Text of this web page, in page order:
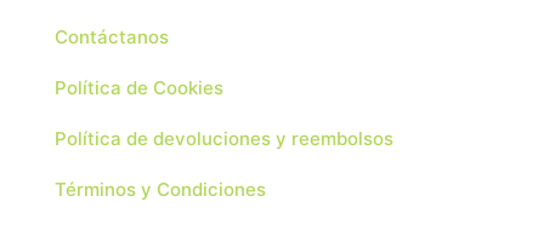
Contáctanos
Política de Cookies
Política de devoluciones y reembolsos
Términos y Condiciones